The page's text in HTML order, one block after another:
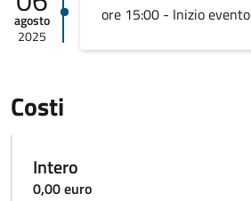
agosto
2025
ore 15:00 - Inizio evento
Costi
Intero
0,00 euro